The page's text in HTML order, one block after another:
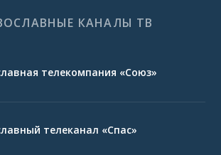
КАНАЛЫ ТВ
телекомпания «Союз»
телеканал «Спас»